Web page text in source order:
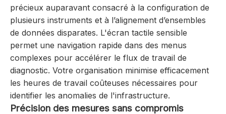
précieux auparavant consacré à la configuration de
plusieurs instruments et à l’alignement d’ensembles
de données disparates. L'écran tactile sensible
permet une navigation rapide dans des menus
complexes pour accélérer le flux de travail de
diagnostic. Votre organisation minimise efficacement
les heures de travail coûteuses nécessaires pour
identifier les anomalies de l'infrastructure.
Précision des mesures sans compromis